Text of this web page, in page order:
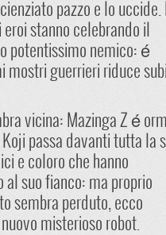
pazzo e lo uccide.
stanno celebrando il
potentissimo nemico: é
mostri guerrieri riduce
vicina: Mazinga Z é
Koji passa davanti tutta la
e coloro che hanno
al suo fianco: ma proprio
sembra perduto, ecco
misterioso robot.